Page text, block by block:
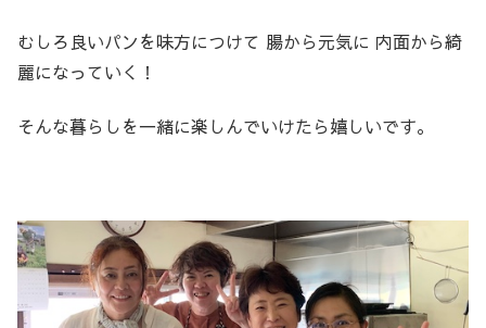
むしろ良いパンを味方につけて 腸から元気に 内面から綺
麗になっていく！
そんな暮らしを一緒に楽しんでいけたら嬉しいです。